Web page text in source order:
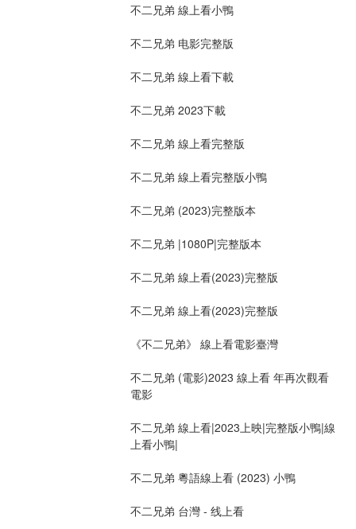
不二兄弟 線上看小鴨
不二兄弟 电影完整版
不二兄弟 線上看下載
不二兄弟 2023下載
不二兄弟 線上看完整版
不二兄弟 線上看完整版小鴨
不二兄弟 (2023)完整版本
不二兄弟 |1080P|完整版本
不二兄弟 線上看(2023)完整版
不二兄弟 線上看(2023)完整版
《不二兄弟》 線上看電影臺灣
不二兄弟 (電影)2023 線上看 年再次觀看
電影
不二兄弟 線上看|2023上映|完整版小鴨|線
上看小鴨|
不二兄弟 粵語線上看 (2023) 小鴨
不二兄弟 台灣 - 线上看